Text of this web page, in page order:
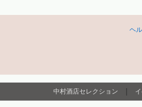
ヘ
中村酒店セレクション